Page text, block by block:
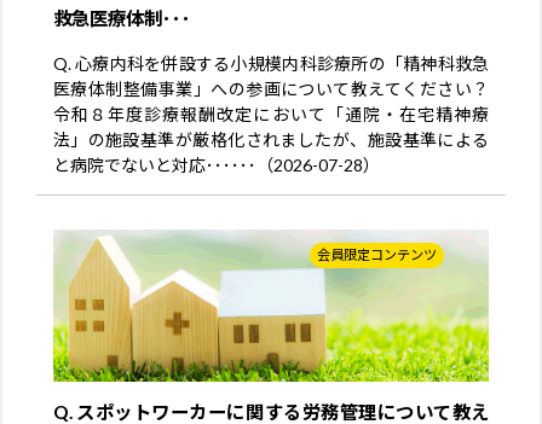
救急医療体制･･･
Q. 心療内科を併設する小規模内科診療所の「精神科救急
医療体制整備事業」への参画について教えてください？
令和８年度診療報酬改定において「通院・在宅精神療
法」の施設基準が厳格化されましたが、施設基準による
と病院でないと対応･･････（2026-07-28）
会員限定コンテンツ
Q. スポットワーカーに関する労務管理について教え